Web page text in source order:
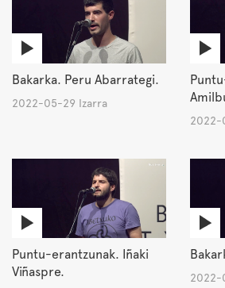
Bakarka. Peru Abarrategi.
2022-05-29 Izarra
2022-
Puntu-erantzunak. Iñaki
Viñaspre.
2022-